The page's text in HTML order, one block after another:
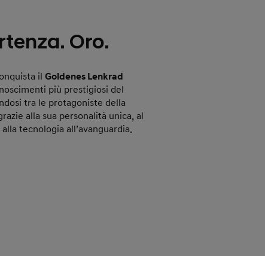
Oro.
il Goldenes Lenkrad
più prestigiosi del
tra le protagoniste della
alla sua personalità unica, al
tecnologia all’avanguardia.